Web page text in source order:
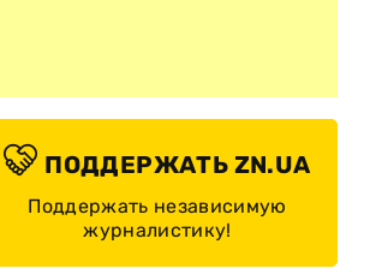
ПОДДЕРЖАТЬ ZN.UA
Поддержать независимую
журналистику!